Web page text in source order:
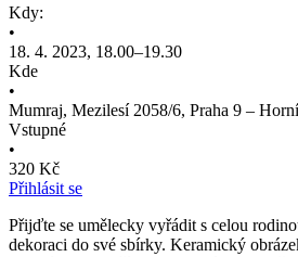
Kdy:
•
18. 4. 2023, 18.00–19.30
Kde
•
Mumraj, Mezilesí 2058/6, Praha 9 –
Vstupné
•
320 Kč
Přihlásit se
Přijďte se umělecky vyřádit s celou
dekoraci do své sbírky. Keramický